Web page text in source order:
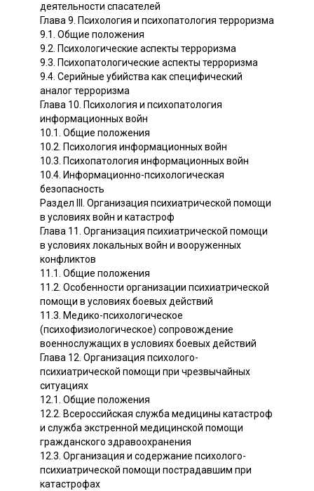
деятельности спасателей
Глава 9. Психология и психопатология терроризма
9.1. Общие положения
9.2. Психологические аспекты терроризма
9.3. Психопатологические аспекты терроризма
9.4. Серийные убийства как специфический
аналог терроризма
Глава 10. Психология и психопатология
информационных войн
10.1. Общие положения
10.2. Психология информационных войн
10.3. Психопатология информационных войн
10.4. Информационно-психологическая
безопасность
Раздел III. Организация психиатрической помощи
в условиях войн и катастроф
Глава 11. Организация психиатрической помощи
в условиях локальных войн и вооруженных
конфликтов
11.1. Общие положения
11.2. Особенности организации психиатрической
помощи в условиях боевых действий
11.3. Медико-психологическое
(психофизиологическое) сопровождение
военнослужащих в условиях боевых действий
Глава 12. Организация психолого-
психиатрической помощи при чрезвычайных
ситуациях
12.1. Общие положения
12.2. Всероссийская служба медицины катастроф
и служба экстренной медицинской помощи
гражданского здравоохранения
12.3. Организация и содержание психолого-
психиатрической помощи пострадавшим при
катастрофах